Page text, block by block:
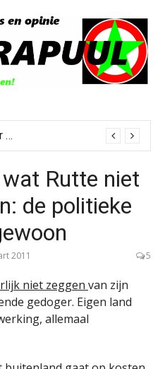
Gedachtenis van Peter Faber
Rutte niet
de politieke
2011 5
niet zeggen van zijn
gedoger. Eigen land
allemaal